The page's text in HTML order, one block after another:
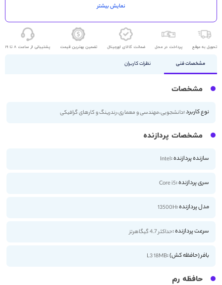
اندازه صفحه نمایش: 15.6 اینچ
کیفیت صفحه نمایش: FHD
نمایش بیشتر
تحویل به موقع پرداخت در محل ضمانت کالای اورجینال تضمین بهترین قیمت پشتیبانی از ساعت 8 تا 19
مشخصات فنی نظرات کاربران
مشخصات
نوع کاربرد :دانشجویی،مهندسی و معماری،رندرینگ و کارهای گرافیکی
مشخصات پردازنده
سازنده پردازنده :Intel
سری پردازنده :Core i5
مدل پردازنده :13500H
سرعت پردازنده :حداکثر 4.7 گیگاهرتز
بافر (حافظه کش) :L3 18MB
حافظه رم